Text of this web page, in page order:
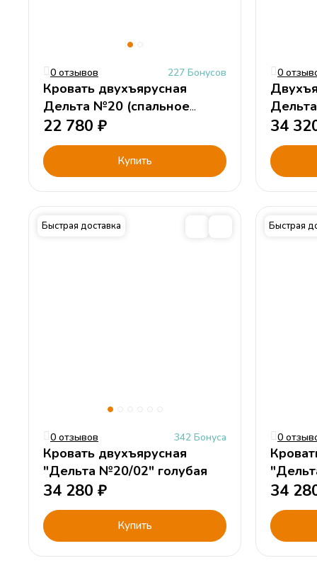
0 отзывов 227 Бонусов
Кровать двухъярусная
Дельта №20 (спальное
место 190х80)
22 780 ₽
Купить
0
тумбой
34
Быстрая доставка
0 отзывов 342 Бонуса
Кровать двухъярусная
"Дельта №20/02" голубая
34 280 ₽
Купить
Быстрая
0
34